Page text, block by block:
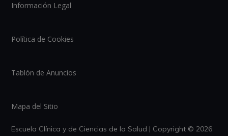
Información Legal
Política de Cookies
Tablón de Anuncios
Mapa del Sitio
Escuela Clínica y de Ciencias de la Salud | Copyright © 2026